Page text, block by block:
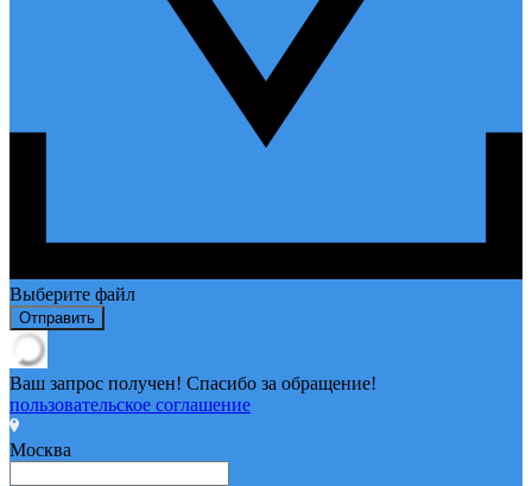
Выберите файл
Отправить
Ваш запрос получен! Спасибо за обращение!
пользовательское соглашение
Москва